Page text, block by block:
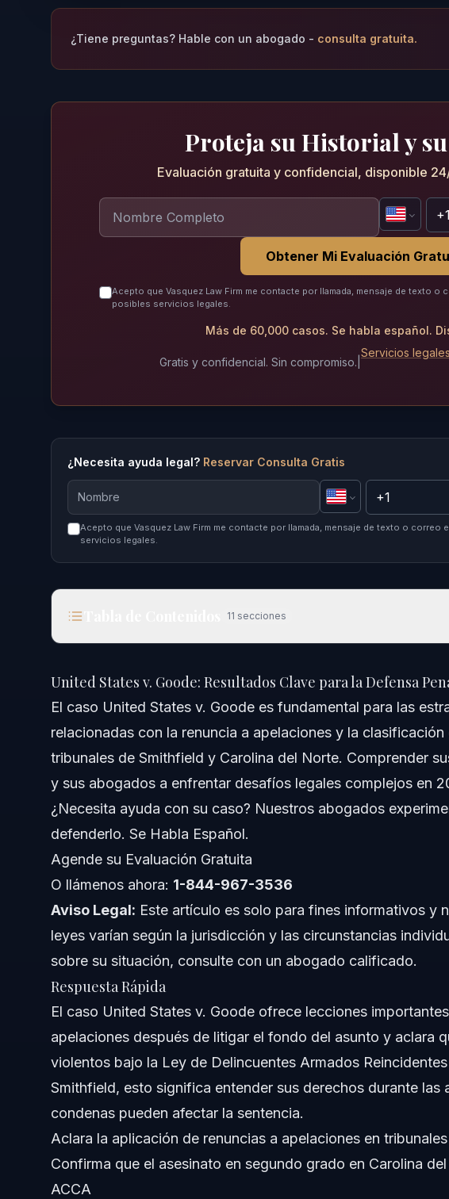
¿Tiene preguntas? Hable con un abogado - consulta gratuita.
Proteja su Historial y
Evaluación gratuita y confidencial, disponible
Obtener Mi Evaluación
Acepto que Vasquez Law Firm me contacte por llamada, mensaje de texto
posibles servicios legales.
Más de 60,000 casos. Se habla español.
Gratis y confidencial. Sin compromiso.
Servicios
¿Necesita ayuda legal? Reservar Consulta Gratis
Acepto que Vasquez Law Firm me contacte por llamada, mensaje de texto o
servicios legales.
11 secciones
Comprendiendo United States v. Goode
Cuestiones Legales Clave en el Caso Goode
Aplicación de la Renuncia a Apelación
El Asesinato en Segundo Grado como Delito Violento bajo ACCA
Impacto en la Sentencia
Estrategia de Defensa Paso a Paso en Smithfield
1. Evaluación Temprana del Caso
2. Revisar los Términos de la Renuncia a Apelación
3. Investigar Condenas Previas
4. Impugnar Renuncias Injustas
5. Prepararse para el Impacto en la Sentencia
Errores Comunes a Evitar en la Defensa Penal
Cronología y Qué Esperar en Su Caso
United States v. Goode: Resultados Clave para la Defensa
El caso United States v. Goode es fundamental para las
relacionadas con la renuncia a apelaciones y la
tribunales de Smithfield y Carolina del Norte. Comprender
y sus abogados a enfrentar desafíos legales complejos en
¿Necesita ayuda con su caso? Nuestros abogados
defenderlo. Se Habla Español.
Agende su Evaluación Gratuita
O llámenos ahora: 1-844-967-3536
Aviso Legal: Este artículo es solo para fines informativos y
leyes varían según la jurisdicción y las circunstancias
sobre su situación, consulte con un abogado calificado.
Respuesta Rápida
El caso United States v. Goode ofrece lecciones
apelaciones después de litigar el fondo del asunto y aclara
violentos bajo la Ley de Delincuentes Armados
Smithfield, esto significa entender sus derechos durante las
condenas pueden afectar la sentencia.
Aclara la aplicación de renuncias a apelaciones en
Confirma que el asesinato en segundo grado en Carolina
ACCA